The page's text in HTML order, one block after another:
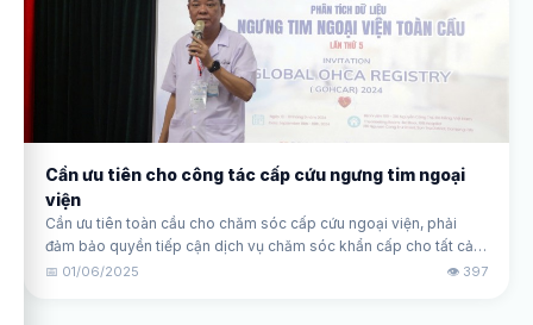
Cần ưu tiên cho công tác cấp cứu ngưng tim ngoại
viện
Cần ưu tiên toàn cầu cho chăm sóc cấp cứu ngoại viện, phải
đảm bảo quyền tiếp cận dịch vụ chăm sóc khẩn cấp cho tất cả
mọi người.
📅 01/06/2025 👁️ 397